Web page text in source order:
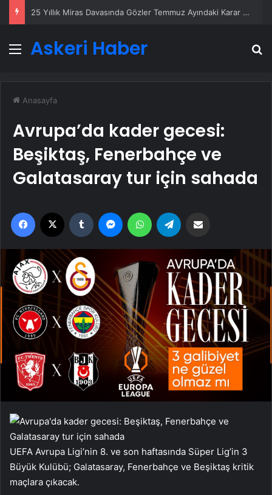
25 Yıllık Miras Davasında Gözler Temmuz Ayındaki Karar Duruşmasına Çevrildi
Menü
Askeri Haber
Anasayfa
Avrupa’da kader gecesi:
Beşiktaş, Fenerbahçe ve
Galatasaray tur için sahada
Facebook Tumblr MessengerWhatsApp
UEFA Avrupa Ligi’nin 8. ve son haftasında Süper Lig’in 3
Büyük Kulübü; Galatasaray, Fenerbahçe ve Beşiktaş kritik
maçlara çıkacak.